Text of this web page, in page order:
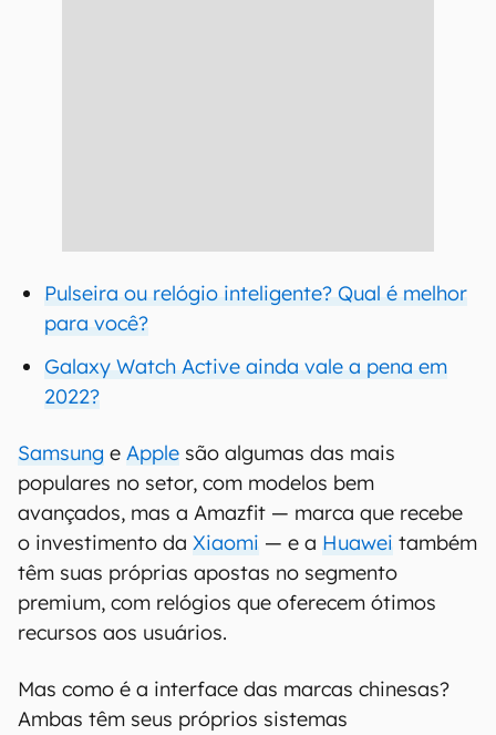
Pulseira ou relógio inteligente? Qual é melhor
para você?
Galaxy Watch Active ainda vale a pena em
2022?
Samsung e Apple são algumas das mais
populares no setor, com modelos bem
avançados, mas a Amazfit — marca que recebe
o investimento da Xiaomi — e a Huawei também
têm suas próprias apostas no segmento
premium, com relógios que oferecem ótimos
recursos aos usuários.
Mas como é a interface das marcas chinesas?
Ambas têm seus próprios sistemas